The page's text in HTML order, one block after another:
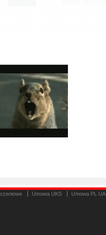
Umowa UKS Umowa PL UA